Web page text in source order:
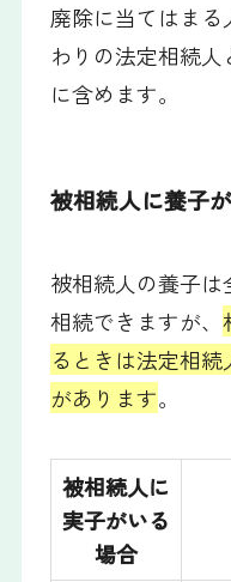
廃除に当てはま
わりの法定相続
に含めます。
被相続人に養子
被相続人の養子
相続できますが、
るときは法定相
があります。
被相続人に
実子がいる
場合